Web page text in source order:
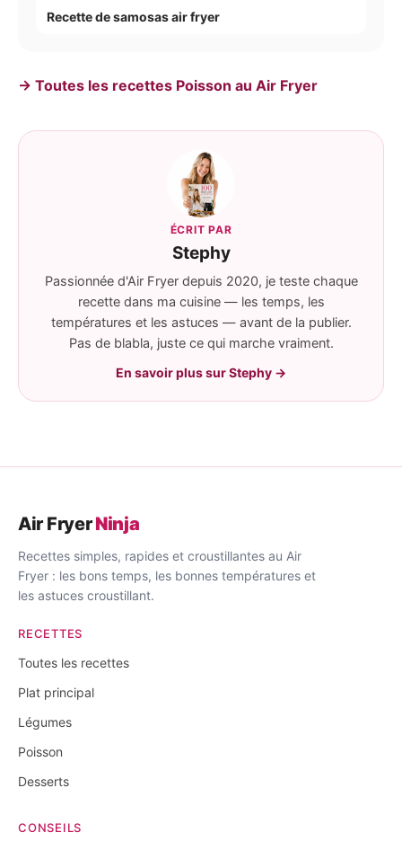
Recette de samosas air fryer
→ Toutes les recettes Poisson au Air Fryer
ÉCRIT PAR
Stephy
Passionnée d'Air Fryer depuis 2020, je teste chaque
recette dans ma cuisine — les temps, les
températures et les astuces — avant de la publier.
Pas de blabla, juste ce qui marche vraiment.
En savoir plus sur Stephy →
Air FryerNinja
Recettes simples, rapides et croustillantes au Air
Fryer : les bons temps, les bonnes températures et
les astuces croustillant.
RECETTES
Toutes les recettes
Plat principal
Légumes
Poisson
Desserts
CONSEILS